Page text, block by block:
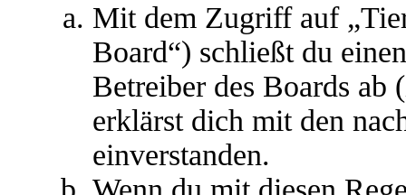
Mit dem Zugriff auf
Board“) schließt du
Betreiber des Boards ab
erklärst dich mit den
einverstanden.